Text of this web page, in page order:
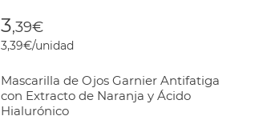
3,39€
3,39€/unidad
Mascarilla de Ojos Garnier Antifatiga
con Extracto de Naranja y Ácido
Hialurónico